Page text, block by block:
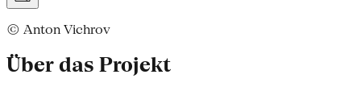
© Anton Vichrov
Über das Projekt